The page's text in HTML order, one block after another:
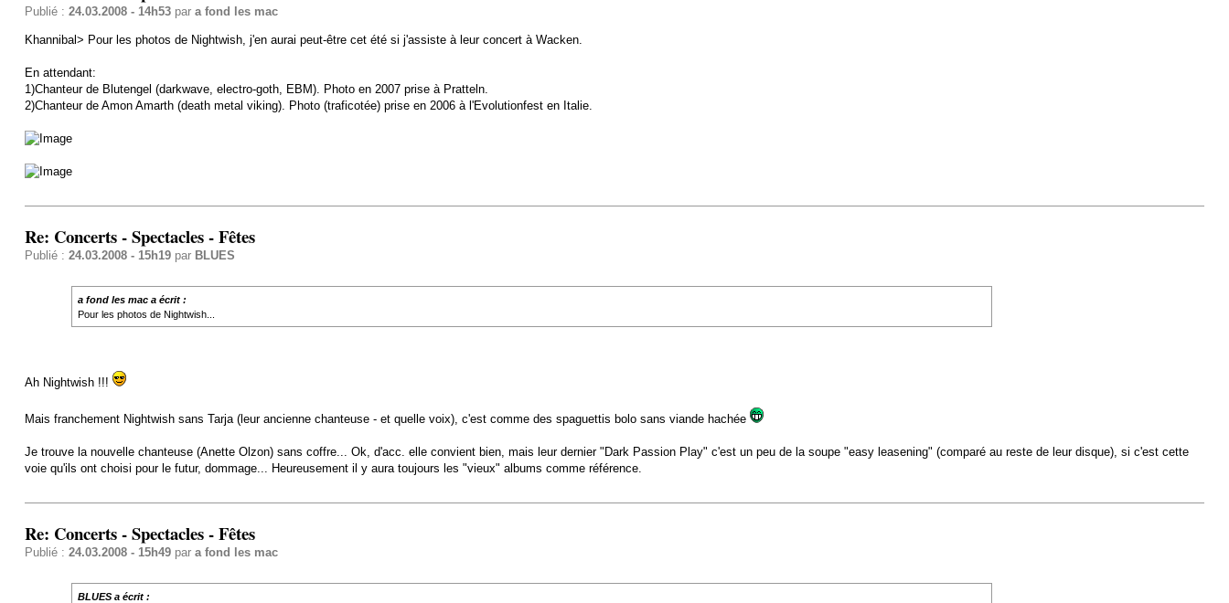
Publié : 24.03.2008 - 14h53par a fond les mac
Khannibal> Pour les photos de Nightwish, j'en aurai peut-être cet été si j'assiste à leur concert à Wacken.
En attendant:
1)Chanteur de Blutengel (darkwave, electro-goth, EBM). Photo en 2007 prise à Pratteln.
2)Chanteur de Amon Amarth (death metal viking). Photo (traficotée) prise en 2006 à l'Evolutionfest en Italie.
Re: Concerts - Spectacles - Fêtes
Publié : 24.03.2008 - 15h19par BLUES
a fond les mac a écrit :
Pour les photos de Nightwish...
Ah Nightwish !!!
Mais franchement Nightwish sans Tarja (leur ancienne chanteuse - et quelle voix), c'est comme des spaguettis bolo sans viande hachée
Je trouve la nouvelle chanteuse (Anette Olzon) sans coffre... Ok, d'acc. elle convient bien, mais leur dernier "Dark Passion Play" c'est un peu de la soupe "easy leasening" (comparé au reste de leur disque), si c'est cette
voie qu'ils ont choisi pour le futur, dommage... Heureusement il y aura toujours les "vieux" albums comme référence.
Re: Concerts - Spectacles - Fêtes
Publié : 24.03.2008 - 15h49par a fond les mac
BLUES a écrit :